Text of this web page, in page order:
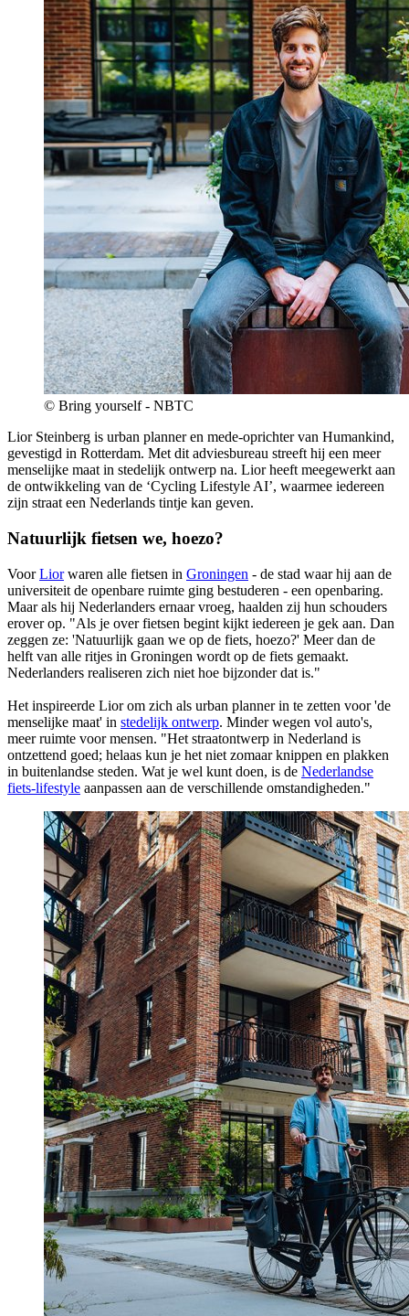
© Bring yourself - NBTC
Lior Steinberg is urban planner en mede-oprichter van Humankind,
gevestigd in Rotterdam. Met dit adviesbureau streeft hij een meer
menselijke maat in stedelijk ontwerp na. Lior heeft meegewerkt aan
de ontwikkeling van de ‘Cycling Lifestyle AI’, waarmee iedereen
zijn straat een Nederlands tintje kan geven.
Natuurlijk fietsen we, hoezo?
VoorLiorwaren alle fietsen in Groningen - de stad waar hij aan de
universiteit de openbare ruimte ging bestuderen - een openbaring.
Maar als hij Nederlanders ernaar vroeg, haalden zij hun schouders
erover op. "Als je over fietsen begint kijkt iedereen je gek aan. Dan
zeggen ze: 'Natuurlijk gaan we op de fiets, hoezo?' Meer dan de
helft van alle ritjes in Groningen wordt op de fiets gemaakt.
Nederlanders realiseren zich niet hoe bijzonder dat is."
Het inspireerde Lior om zich als urban planner in te zetten voor 'de
menselijke maat' in stedelijk ontwerp. Minder wegen vol auto's,
meer ruimte voor mensen. "Het straatontwerp in Nederland is
ontzettend goed; helaas kun je het niet zomaar knippen en plakken
in buitenlandse steden. Wat je wel kunt doen, is de Nederlandse
fiets-lifestyle aanpassen aan de verschillende omstandigheden."